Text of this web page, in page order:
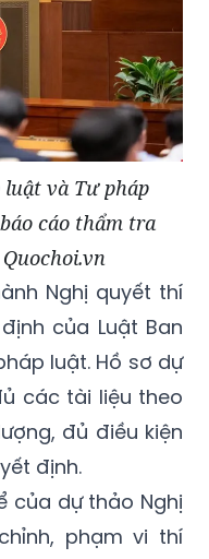
luật và Tư pháp
cáo thẩm tra
Nghị quyết thí
của Luật Ban
luật. Hồ sơ dự
các tài liệu theo
đủ điều kiện
định.
của dự thảo Nghị
phạm vi thí